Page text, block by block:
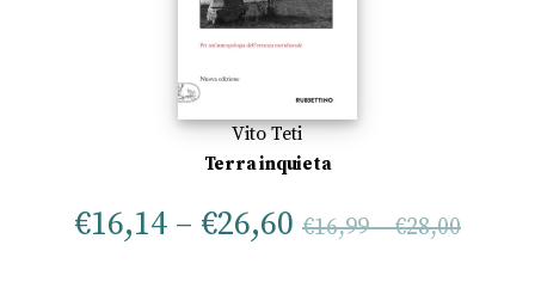
Vito Teti
Terra inquieta
€16,14 – €26,60 €16,99–€28,00